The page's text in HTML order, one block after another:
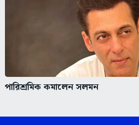
পারিশ্রমিক কমালেন সলমন